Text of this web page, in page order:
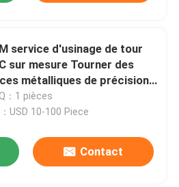
service d'usinage de tour
sur mesure Tourner des
métalliques de précision
en aluminium
：1 pièces
USD 10-100 Piece
Contact